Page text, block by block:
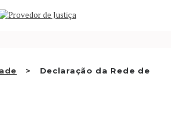
Declaração da Rede de
E OUTRAS